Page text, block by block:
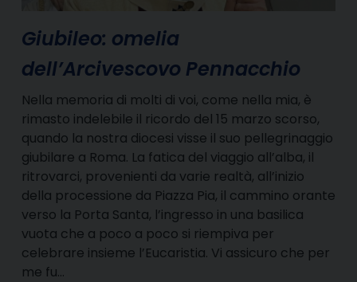
Giubileo: omelia
dell’Arcivescovo Pennacchio
Nella memoria di molti di voi, come nella mia, è
rimasto indelebile il ricordo del 15 marzo scorso,
quando la nostra diocesi visse il suo pellegrinaggio
giubilare a Roma. La fatica del viaggio all’alba, il
ritrovarci, provenienti da varie realtà, all’inizio
della processione da Piazza Pia, il cammino orante
verso la Porta Santa, l’ingresso in una basilica
vuota che a poco a poco si riempiva per
celebrare insieme l’Eucaristia. Vi assicuro che per
me fu…